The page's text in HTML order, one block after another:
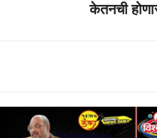
केतनची